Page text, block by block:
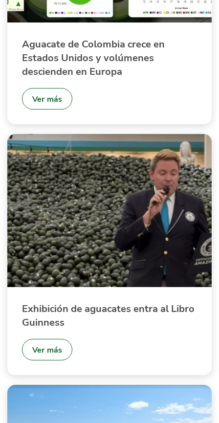
Aguacate de Colombia crece en
Estados Unidos y volúmenes
descienden en Europa
Ver más
Exhibición de aguacates entra al Libro
Guinness
Ver más